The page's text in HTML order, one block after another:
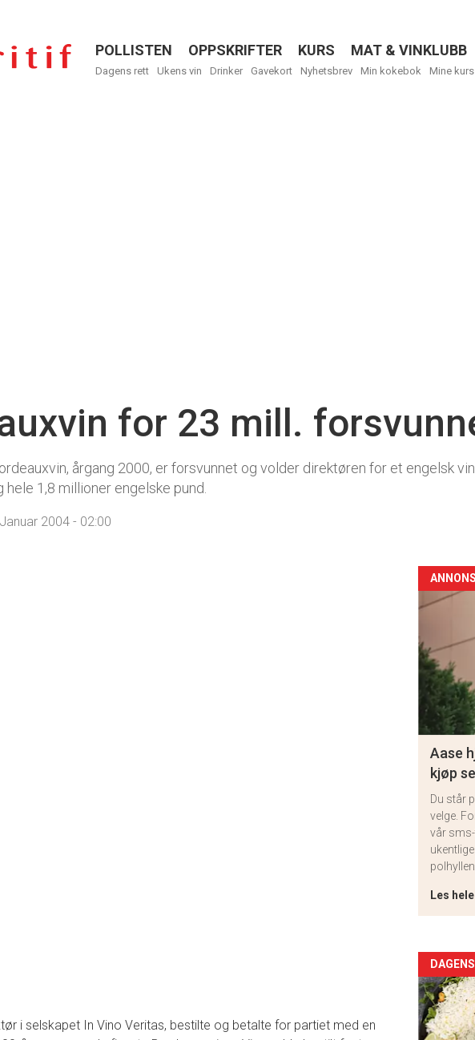
Menu
POLLISTEN OPPSKRIFTER KURS MAT & VINKLUBB
Dagens rett Ukens vin Drinker Gavekort Nyhetsbrev Min kokebok Mine kurs
for 23 mill.
årgang 2000, er forsvunnet og volder direktøren for et engelsk
1,8 millioner engelske pund.
2004 - 02:00
i selskapet In Vino Veritas, bestilte og betalte for partiet med en
Aase
kjøp
Du står
velge.
vår
Les
detail